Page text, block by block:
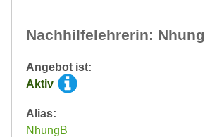
Nachhilfelehrerin: Nhung
Angebot ist:
Aktiv
Alias:
NhungB